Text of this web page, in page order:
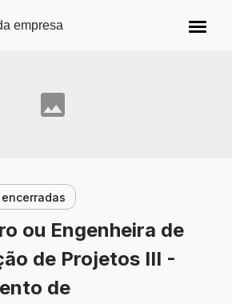
principal
empresa
ou Engenheira de
de Projetos III -
de